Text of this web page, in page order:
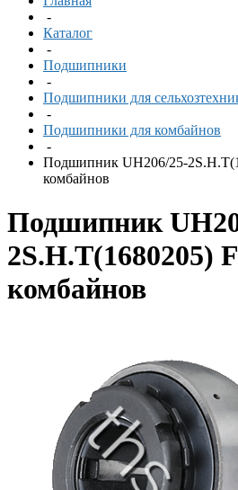
-
Каталог
-
Подшипники
-
Подшипники для
-
Подшипники для комбайнов
-
Подшипник UH206/25-
комбайнов
Подшипник
2S.H.T(1680205)
комбайнов